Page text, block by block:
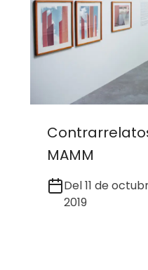
MAMM
Del 11 de
2019